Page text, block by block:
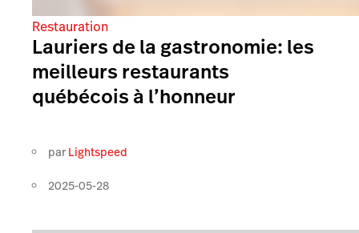
Restauration
Lauriers de la gastronomie: les
meilleurs restaurants
québécois à l’honneur
par Lightspeed
2025-05-28